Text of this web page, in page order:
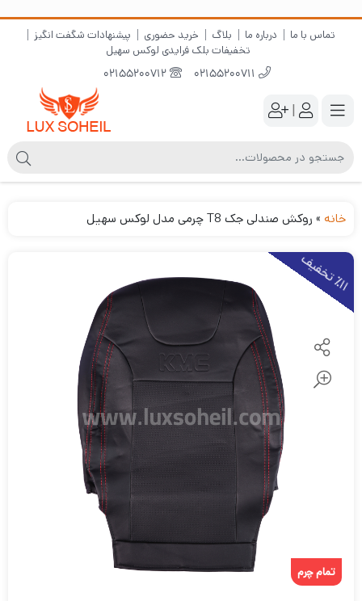
تماس با ما درباره ما بلاگ خرید حضوری
پیشنهادات شگفت انگیز
تخفیفات بلک فرایدی لوکس سهیل
|
خانه » روکش صندلی جک T8 چرمی مدل لوکس سهیل
٪1
1
ت
خ
ف
یف
تمام چرم